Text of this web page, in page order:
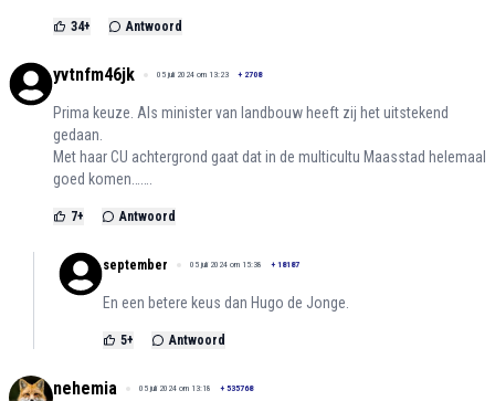
34+ Antwoord
yvtnfm46jk 05 juli 2024 om 13:23 + 2708
Prima keuze. Als minister van landbouw heeft zij het uitstekend
gedaan.
Met haar CU achtergrond gaat dat in de multicultu Maasstad helemaal
goed komen…….
7+ Antwoord
september 05 juli 2024 om 15:38 + 18187
En een betere keus dan Hugo de Jonge.
5+ Antwoord
nehemia 05 juli 2024 om 13:18 + 535768